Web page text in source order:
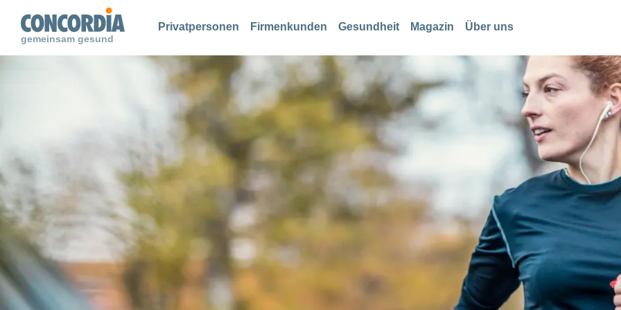
gemeinsam gesund
Privatpersonen Firmenkunden Gesundheit Magazin Über uns
Suche
Suche
Suche